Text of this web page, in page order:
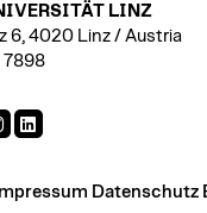
LINZ
6, 4020 Linz / Austria
7898
Datenschutz